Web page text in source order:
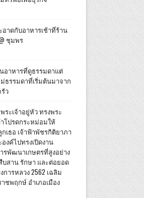
าดกับอาหารเช้าที่ร้าน
ชุมพร
อาหารที่ดูธรรมดาแต่
ธรรมดาที่เริ่มต้นมาจาก
ว
ระเจ้าอยู่หัว ทรงพระ
โปรดกระหม่อมให้
กเธอ เจ้าฟ้าพัชรกิติยาภา
งค์ไปทรงเปิดงาน
พัฒนาเกษตรที่สูงอย่าง
สาน รักษา และต่อยอด
ารหลวง 2562 เฉลิม
ชพฤกษ์ อำเภอเมือง